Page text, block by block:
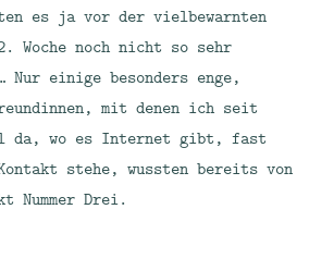
es ja vor der vielbewarnten
Woche noch nicht so sehr
Nur einige besonders enge,
mit denen ich seit
da, wo es Internet gibt, fast
stehe, wussten bereits von
Nummer Drei.